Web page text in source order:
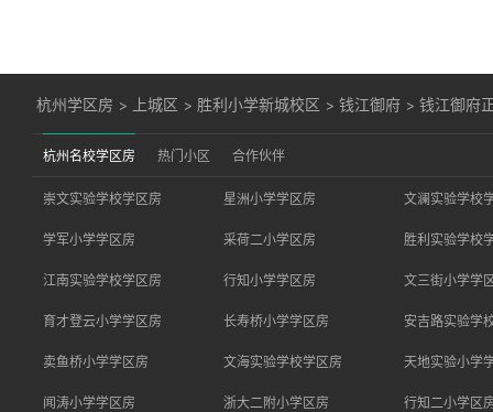
杭州学区房 > 上城区 > 胜利小学新城校区 >钱江御府 >钱江御府
杭州名校学区房 热门小区 合作伙伴
崇文实验学校学区房 星洲小学学区房 文澜实验学校
学军小学学区房 采荷二小学区房 胜利实验学校
江南实验学校学区房 行知小学学区房 文三街小学学
育才登云小学学区房 长寿桥小学学区房 安吉路实验学
卖鱼桥小学学区房 文海实验学校学区房 天地实验小学
闻涛小学学区房 浙大二附小学区房 行知二小学区